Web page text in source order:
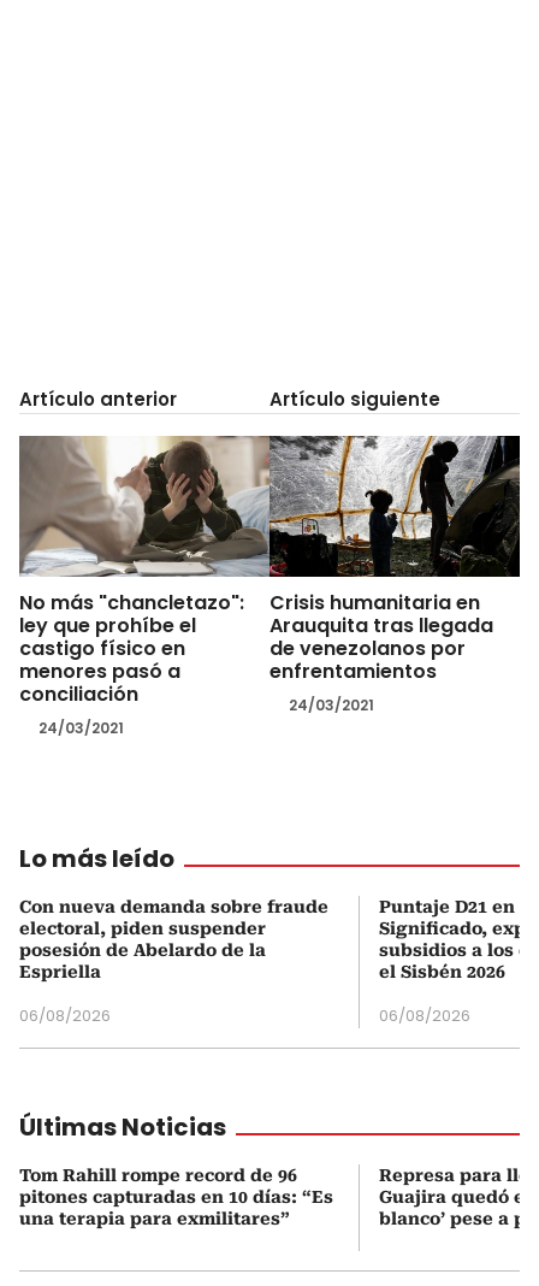
Artículo anterior
No más "chancletazo":
ley que prohíbe el
castigo físico en
menores pasó a
conciliación
24/03/2021
Artículo siguiente
Crisis humanitaria en
Arauquita tras llegada
de venezolanos por
enfrentamientos
24/03/2021
Lo más leído
Con nueva demanda sobre fraude
electoral, piden suspender
posesión de Abelardo de la
Espriella
06/08/2026
Puntaje D21 en
Significado,
subsidios a los
el Sisbén 2026
06/08/2026
Últimas Noticias
Tom Rahill rompe record de 96
pitones capturadas en 10 días: “Es
una terapia para exmilitares”
Represa para
Guajira quedó en
blanco’ pese a